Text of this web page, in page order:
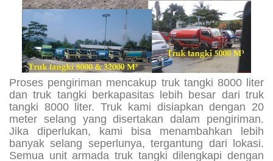
Proses pengiriman mencakup truk tangki 8000 liter
dan truk tangki berkapasitas lebih besar dari truk
tangki 8000 liter. Truk kami disiapkan dengan 20
meter selang yang disertakan dalam pengiriman.
Jika diperlukan, kami bisa menambahkan lebih
banyak selang seperlunya, tergantung dari lokasi.
Semua unit armada truk tangki dilengkapi dengan